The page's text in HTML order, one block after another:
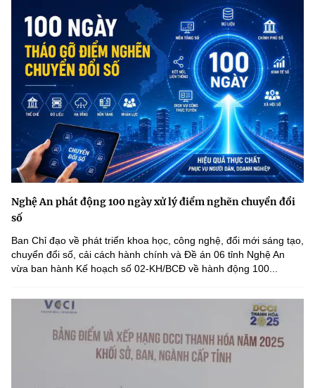
Nghệ An phát động 100 ngày xử lý điểm nghẽn chuyển đổi
số
Ban Chỉ đạo về phát triển khoa học, công nghệ, đổi mới sáng tạo,
chuyển đổi số, cải cách hành chính và Đề án 06 tỉnh Nghệ An
vừa ban hành Kế hoạch số 02-KH/BCĐ về hành động 100...